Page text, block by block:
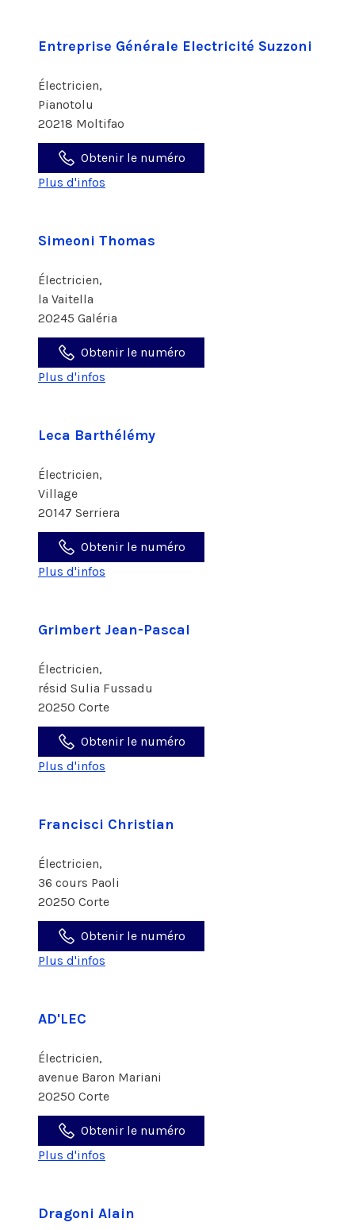
Entreprise Générale Electricité Suzzoni
Électricien,
Pianotolu
20218 Moltifao
Obtenir le numéro
Plus d'infos
Simeoni Thomas
Électricien,
la Vaitella
20245 Galéria
Obtenir le numéro
Plus d'infos
Leca Barthélémy
Électricien,
Village
20147 Serriera
Obtenir le numéro
Plus d'infos
Grimbert Jean-Pascal
Électricien,
résid Sulia Fussadu
20250 Corte
Obtenir le numéro
Plus d'infos
Francisci Christian
Électricien,
36 cours Paoli
20250 Corte
Obtenir le numéro
Plus d'infos
AD'LEC
Électricien,
avenue Baron Mariani
20250 Corte
Obtenir le numéro
Plus d'infos
Dragoni Alain